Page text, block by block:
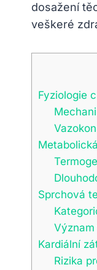
dosažení
veškeré
Fyziologie
Sprchová
Kardiální
Rizika